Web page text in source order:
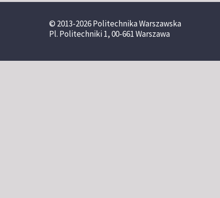
© 2013-2026 Politechnika Warszawska
Pl. Politechniki 1, 00-661 Warszawa